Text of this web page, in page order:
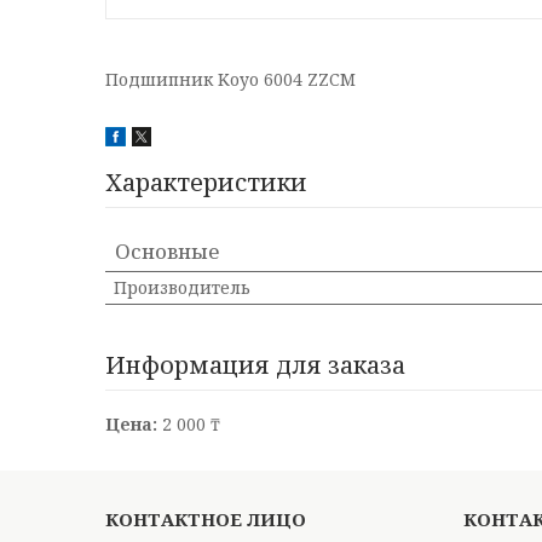
Подшипник Koyo 6004 ZZCM
Характеристики
Основные
Производитель
Информация для заказа
Цена: 2 000 ₸